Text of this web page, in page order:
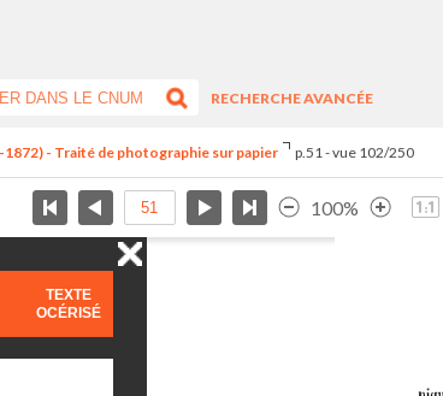
RECHERCHE AVANCÉE
- Traité de photographie sur papier p.51 - vue 102/250
100%
TEXTE
OCÉRISÉ